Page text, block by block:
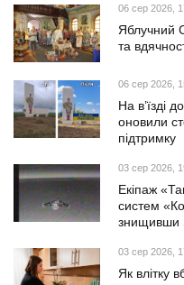
06 сер 2026,
Яблучний
та
06 сер 2026,
На в’їзді
оновили
підтримку
03 сер 2026,
Екіпаж
систем
знищивши
03 сер 2026,
Як влітку